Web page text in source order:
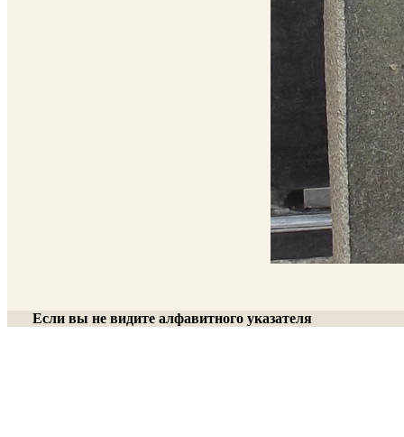
Если вы не видите алфавитного указателя